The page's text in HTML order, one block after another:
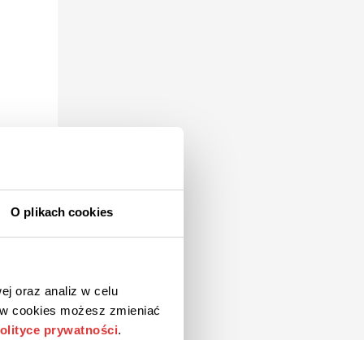
O plikach cookies
oraz analiz w celu
cookies możesz zmieniać
prywatności.